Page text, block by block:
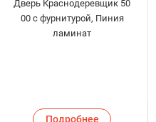
Дверь Краснодеревщик 50
00 с фурнитурой, Пиния
ламинат
Подробнее